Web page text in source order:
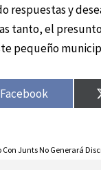
respuestas y
tanto, el
pequeño
Facebook